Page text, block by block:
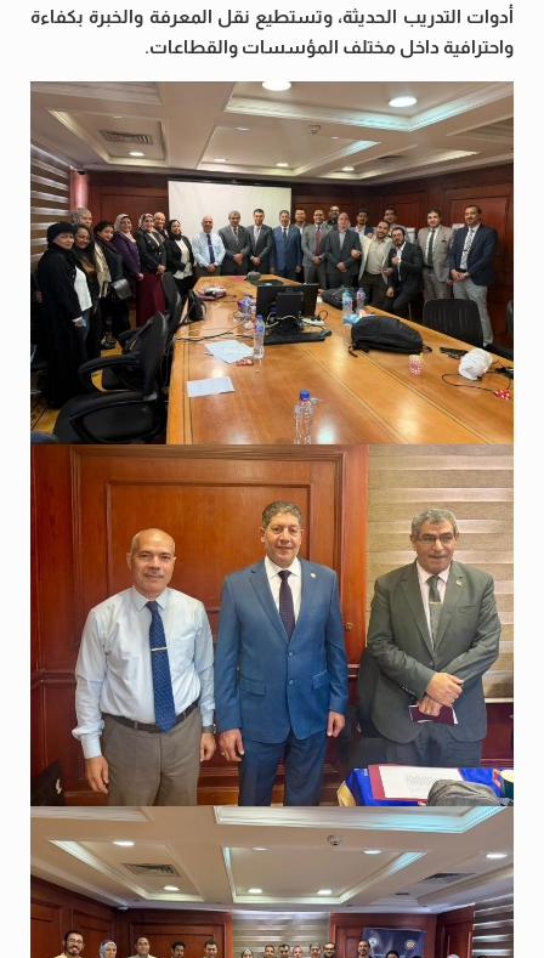
أدوات التدريب الحديثة، وتستطيع نقل المعرفة والخبرة بكفاءة
واحترافية داخل مختلف المؤسسات والقطاعات.